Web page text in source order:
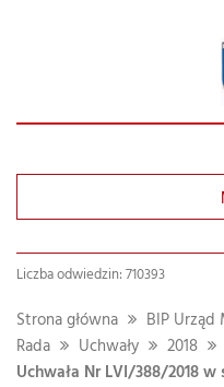
Liczba odwiedzin: 710393
Strona główna
BIP Urząd
Rada
Uchwały
2018
Uchwała Nr LVI/388/2018 w